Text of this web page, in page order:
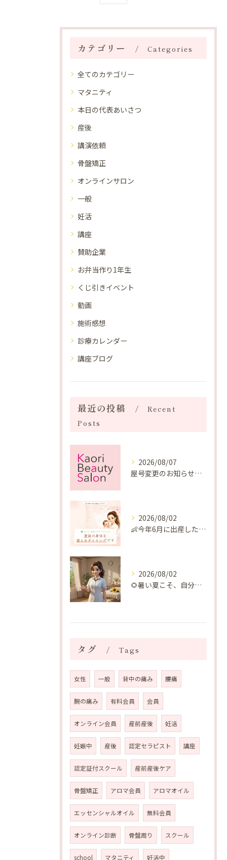
カテゴリー Categories
全てのカテゴリー
マタニティ
本日の代表あいさつ
産後
講演依頼
骨盤矯正
オンラインサロン
一般
妊活
講座
賛助企業
お弁当作り1年生
くじ引きイベント
動画
施術感想
診療カレンダー
講座ブログ
最近の投稿
Recent
Posts
2026/08/07
屋号変更のお知らせと「SAKUYA Harmonies」に込めた想い
2026/08/02
👶今年6月に出産したママへ♡
2026/08/02
🌻暑い夏こそ、自分の身体を整える時間を♡
タグ Tags
女性 一般 背中の痛み 腰痛
腕の痛み 有料会員 会員
オンライン会員 産前産後 妊活
妊娠中 産後 認定セラピスト 講座
認定証付スクール 産前産後ケア
骨盤矯正 アロマ会員 アロマオイル
エッセンシャルオイル 無料会員
オンライン診断 骨盤周り スクール
school マタニティ 妊活中